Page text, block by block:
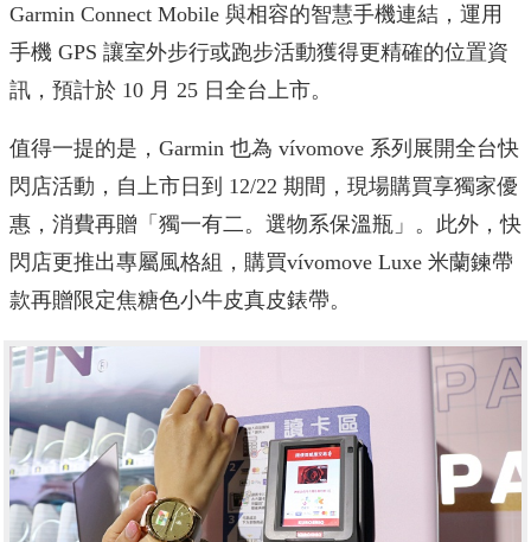
Garmin Connect Mobile 與相容的智慧手機連結，運用
手機 GPS 讓室外步行或跑步活動獲得更精確的位置資
訊，預計於 10 月 25 日全台上市。
值得一提的是，Garmin 也為 vívomove 系列展開全台快
閃店活動，自上市日到 12/22 期間，現場購買享獨家優
惠，消費再贈「獨一有二。選物系保溫瓶」。此外，快
閃店更推出專屬風格組，購買vívomove Luxe 米蘭鍊帶
款再贈限定焦糖色小牛皮真皮錶帶。